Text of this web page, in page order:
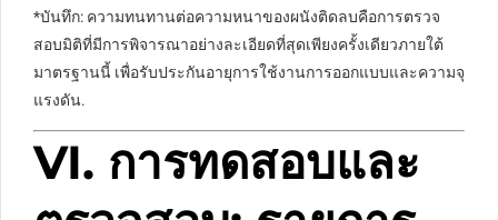
*บันทึก: ความทนทานต่อความหนาของผนังติดลบคือการตรวจ
สอบมิติที่มีการพิจารณาอย่างละเอียดที่สุดเพียงครั้งเดียวภายใต้
มาตรฐานนี้ เพื่อรับประกันอายุการใช้งานการออกแบบและความจุ
แรงดัน.
VI. การทดสอบและ